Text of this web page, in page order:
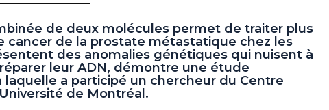
de deux molécules permet de traiter plus
cancer de la prostate métastatique chez les
des anomalies génétiques qui nuisent à
leur ADN, démontre une étude
laquelle a participé un chercheur du Centre
de Montréal.